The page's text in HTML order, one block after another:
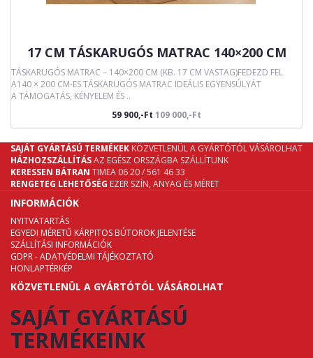
17 CM TÁSKARUGÓS MATRAC 140×200 CM
TÁSKARUGÓS MATRAC – 140×200 CM (KB. 17 CM VASTAG)FEDEZD FEL
A140 × 200 CM-ES TÁSKARUGÓS MATRAC IDEÁLIS EGYENSÚLYÁT
A TÁMOGATÁS, KÉNYELEM ÉS ..
59 900,-Ft 109 000,-Ft
SAJÁT GYÁRTÁSÚ TERMÉKEK KÖZVETLENÜL A GYÁRTÓTÓL VÁSÁROLHAT
HÁZHOZSZÁLLÍTÁSAZ EGÉSZ ORSZÁGBA SZÁLLÍTUNK
KERESSEN BÁTRAN TIMEA 06 20 / 561 46 33
RENGETEG LEHETŐSÉG EZER SZÍN, ANYAG ÉS MÉRET
INFORMÁCIÓK
NYITVATARTÁS
EGYEDI MÉRETŰ KÁRPITOS BÚTOROK JELENTÉSE
SZÁLLÍTÁSI INFORMÁCIÓK
GDPR - ADATVÉDELMI TÁJÉKOZTATÓ
HONLAPTÉRKÉP
KÖZVETLENÜL A GYÁRTÓTÓL VÁSÁROLHAT
SAJÁT GYÁRTÁSÚ
TERMÉKEINK